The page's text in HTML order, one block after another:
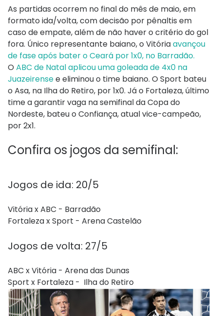
As partidas ocorrem no final do mês de maio, em
formato ida/volta, com decisão por pênaltis em
caso de empate, além de não haver o critério do gol
fora. Único representante baiano, o Vitóriaavançou
de fase após bater o Ceará por 1x0, no Barradão.
O ABC de Natal aplicou uma goleada de 4x0 na
Juazeirensee eliminou o time baiano. O Sport bateu
o Asa, na Ilha do Retiro, por 1x0. Já o Fortaleza, último
time a garantir vaga na semifinal da Copa do
Nordeste, bateu o Confiança, atual vice-campeão,
por 2x1.
Confira os jogos da semifinal:
Jogos de ida: 20/5
Vitória x ABC - Barradão
Fortaleza x Sport - Arena Castelão
Jogos de volta: 27/5
ABC x Vitória - Arena das Dunas
Sport x Fortaleza - Ilha do Retiro